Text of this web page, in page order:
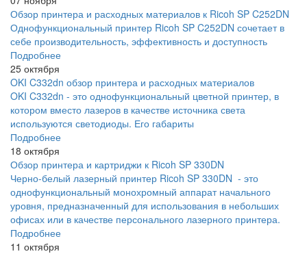
Обзор принтера и расходных материалов к Ricoh SP C252DN
Однофункциональный принтер Ricoh SP C252DN сочетает в
себе производительность, эффективность и доступность
Подробнее
25 октября
OKI C332dn обзор принтера и расходных материалов
OKI C332dn - это однофункциональный цветной принтер, в
котором вместо лазеров в качестве источника света
используются светодиоды. Его габариты
Подробнее
18 октября
Обзор принтера и картриджи к Ricoh SP 330DN
Черно-белый лазерный принтер Ricoh SP 330DN - это
однофункциональный монохромный аппарат начального
уровня, предназначенный для использования в небольших
офисах или в качестве персонального лазерного принтера.
Подробнее
11 октября